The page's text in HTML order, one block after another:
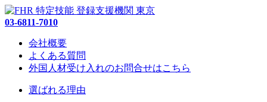
03-6811-7010
会社概要
よくある質問
外国人材受け入れのお問合せはこちら
選ばれる理由